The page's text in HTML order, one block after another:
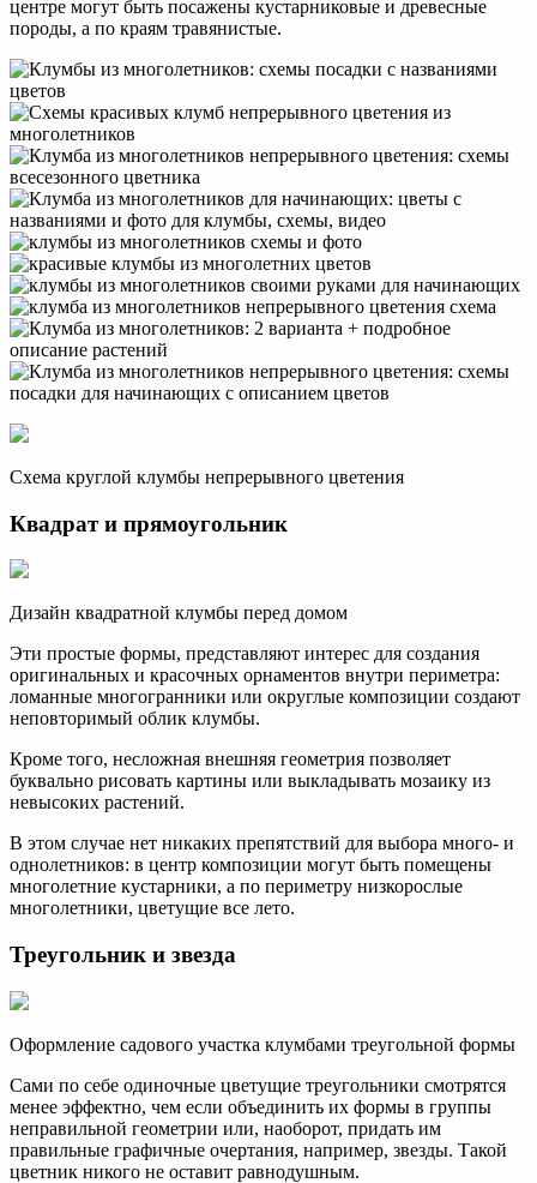
центре могут быть посажены кустарниковые и древесные
породы, а по краям травянистые.
Схема круглой клумбы непрерывного цветения
Квадрат и прямоугольник
Дизайн квадратной клумбы перед домом
Эти простые формы, представляют интерес для создания
оригинальных и красочных орнаментов внутри периметра:
ломанные многогранники или округлые композиции создают
неповторимый облик клумбы.
Кроме того, несложная внешняя геометрия позволяет
буквально рисовать картины или выкладывать мозаику из
невысоких растений.
В этом случае нет никаких препятствий для выбора много- и
однолетников: в центр композиции могут быть помещены
многолетние кустарники, а по периметру низкорослые
многолетники, цветущие все лето.
Треугольник и звезда
Оформление садового участка клумбами треугольной формы
Сами по себе одиночные цветущие треугольники смотрятся
менее эффектно, чем если объединить их формы в группы
неправильной геометрии или, наоборот, придать им
правильные графичные очертания, например, звезды. Такой
цветник никого не оставит равнодушным.